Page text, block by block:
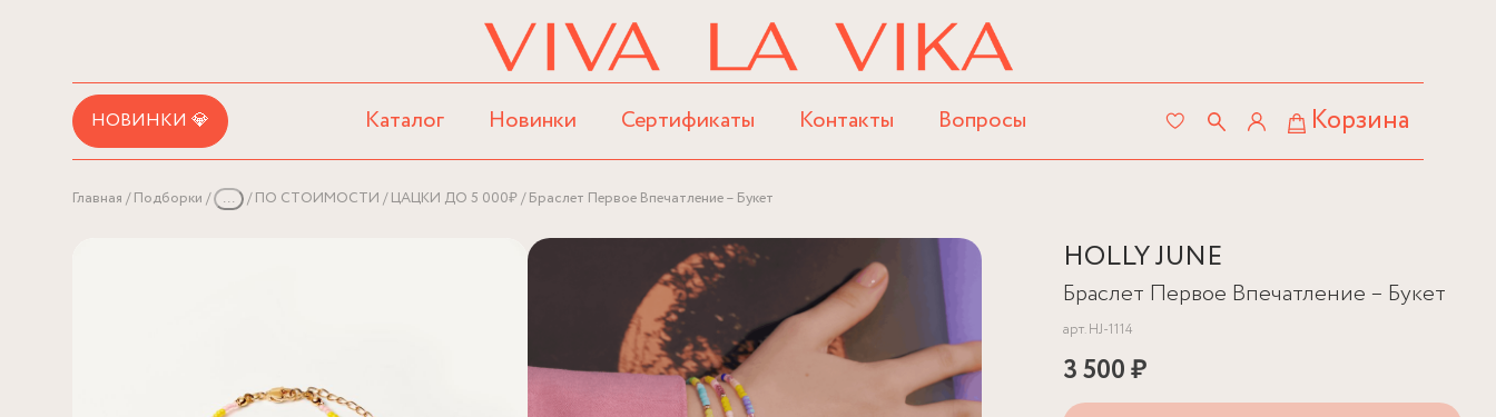
НОВИНКИ 💎 Каталог Новинки Сертификаты Контакты Вопросы Корзина
Главная Подборки ... ПО СТОИМОСТИ ЦАЦКИ ДО 5 000₽ Браслет Первое Впечатление – Букет
HOLLY JUNE
Браслет Первое Впечатление – Букет
арт.HJ-1114
3 500 ₽